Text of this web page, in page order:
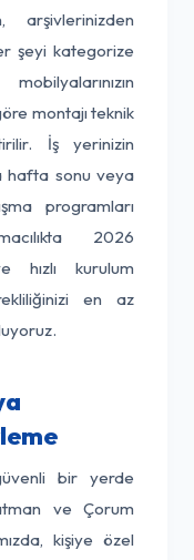
arşivlerinizden
şeyi kategorize
montajı teknik
İş yerinizin
hafta sonu veya
programları
2026
hızlı kurulum
en az
bir yerde
ve Çorum
kişiye özel